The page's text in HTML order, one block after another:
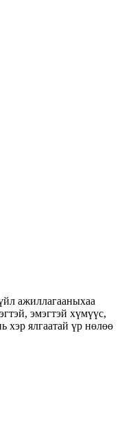
ажиллагааныхаа
эмэгтэй хүмүүс,
хэр ялгаатай үр нөлөө